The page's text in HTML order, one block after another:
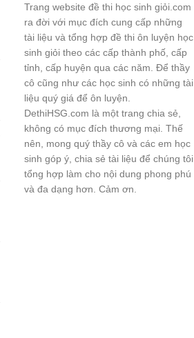
Trang website đề thi học sinh giỏi.com
ra đời với mục đích cung cấp những
tài liệu và tổng hợp đề thi ôn luyện học
sinh giỏi theo các cấp thành phố, cấp
tỉnh, cấp huyện qua các năm. Để thầy
cô cũng như các học sinh có những tài
liệu quý giá để ôn luyện.
DethiHSG.com là một trang chia sẻ,
không có mục đích thương mại. Thế
nên, mong quý thầy cô và các em học
sinh góp ý, chia sẻ tài liệu để chúng tôi
tổng hợp làm cho nội dung phong phú
và đa dạng hơn. Cảm ơn.